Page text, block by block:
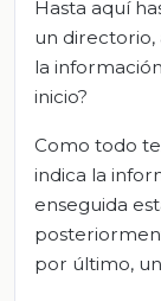
Hasta aquí
un directorio,
la
inicio?
Como todo
indica la
enseguida
por último,